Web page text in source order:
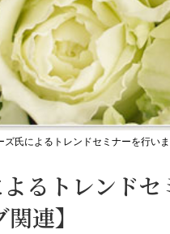
ズ氏によるトレンドセミナーを行い
るトレンド
連】